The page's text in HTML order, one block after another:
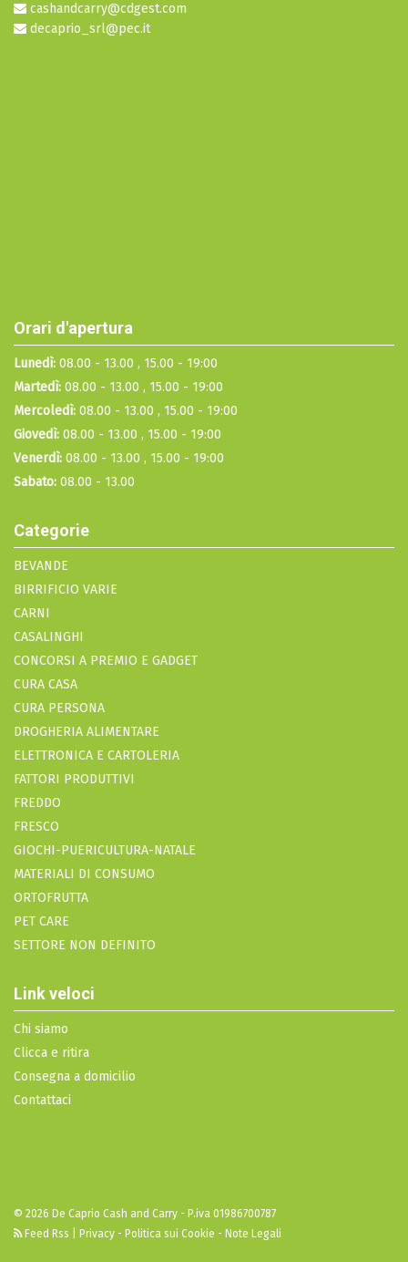
cashandcarry@cdgest.com
decaprio_srl@pec.it
Orari d'apertura
Lunedì: 08.00 - 13.00 , 15.00 - 19:00
Martedì: 08.00 - 13.00 , 15.00 - 19:00
Mercoledì: 08.00 - 13.00 , 15.00 - 19:00
Giovedì: 08.00 - 13.00 , 15.00 - 19:00
Venerdì: 08.00 - 13.00 , 15.00 - 19:00
Sabato: 08.00 - 13.00
Categorie
BEVANDE
BIRRIFICIO VARIE
CARNI
CASALINGHI
CONCORSI A PREMIO E GADGET
CURA CASA
CURA PERSONA
DROGHERIA ALIMENTARE
ELETTRONICA E CARTOLERIA
FATTORI PRODUTTIVI
FREDDO
FRESCO
GIOCHI-PUERICULTURA-NATALE
MATERIALI DI CONSUMO
ORTOFRUTTA
PET CARE
SETTORE NON DEFINITO
Link veloci
Chi siamo
Clicca e ritira
Consegna a domicilio
Contattaci
© 2026 De Caprio Cash and Carry - P.iva 01986700787
Feed Rss
Privacy - Politica sui Cookie - Note Legali